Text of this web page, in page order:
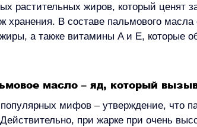
растительных жиров, который ценят
хранения. В составе пальмового
а также витамины A и E, которые
масло – яд, который
мифов – утверждение, что
при жарке при очень